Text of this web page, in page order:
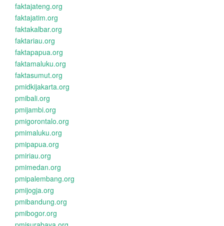
faktajateng.org
faktajatim.org
faktakalbar.org
faktariau.org
faktapapua.org
faktamaluku.org
faktasumut.org
pmidkijakarta.org
pmibali.org
pmijambi.org
pmigorontalo.org
pmimaluku.org
pmipapua.org
pmiriau.org
pmimedan.org
pmipalembang.org
pmijogja.org
pmibandung.org
pmibogor.org